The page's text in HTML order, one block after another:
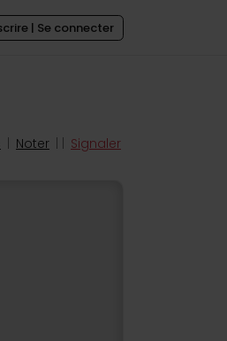
| Se connecter
Noter Signaler